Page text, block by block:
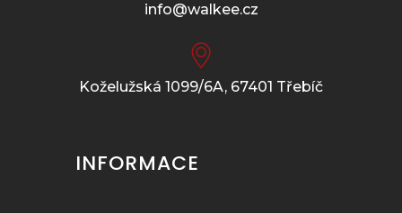
info@walkee.cz
Koželužská 1099/6A, 67401 Třebíč
INFORMACE